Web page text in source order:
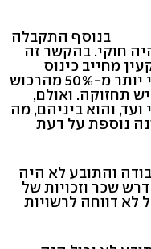
בנוסף התקבלה
חוקי. בהקשר זה
מחייב כינוס
אסיפת דיירים והסכמה של בעלי יותר מ-50% מהרכוש
תחזוקה. ואולם,
והוא ביניהם, מה
נוספת על דעת
והתובע לא היה
שכר וזכויות של
דווחה לרשויות